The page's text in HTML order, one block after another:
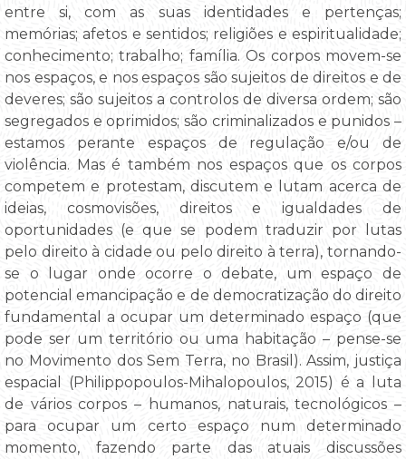
entre si, com as suas identidades e pertenças;
memórias; afetos e sentidos; religiões e espiritualidade;
conhecimento; trabalho; família. Os corpos movem-se
nos espaços, e nos espaços são sujeitos de direitos e de
deveres; são sujeitos a controlos de diversa ordem; são
segregados e oprimidos; são criminalizados e punidos –
estamos perante espaços de regulação e/ou de
violência. Mas é também nos espaços que os corpos
competem e protestam, discutem e lutam acerca de
ideias, cosmovisões, direitos e igualdades de
oportunidades (e que se podem traduzir por lutas
pelo direito à cidade ou pelo direito à terra), tornando-
se o lugar onde ocorre o debate, um espaço de
potencial emancipação e de democratização do direito
fundamental a ocupar um determinado espaço (que
pode ser um território ou uma habitação – pense-se
no Movimento dos Sem Terra, no Brasil). Assim, justiça
espacial (Philippopoulos-Mihalopoulos, 2015) é a luta
de vários corpos – humanos, naturais, tecnológicos –
para ocupar um certo espaço num determinado
momento, fazendo parte das atuais discussões